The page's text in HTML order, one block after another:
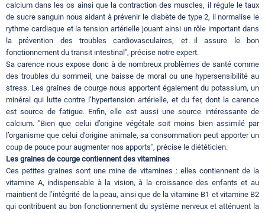
calcium dans les os ainsi que la contraction des muscles, il régule le taux
de sucre sanguin nous aidant à prévenir le diabète de type 2, il normalise le
rythme cardiaque et la tension artérielle jouant ainsi un rôle important dans
la prévention des troubles cardiovasculaires, et il assure le bon
fonctionnement du transit intestinal", précise notre expert.
Sa carence nous expose donc à de nombreux problèmes de santé comme
des troubles du sommeil, une baisse de moral ou une hypersensibilité au
stress. Les graines de courge nous apportent également du potassium, un
minéral qui lutte contre l’hypertension artérielle, et du fer, dont la carence
est source de fatigue. Enfin, elle est aussi une source intéressante de
calcium. "Bien que celui d’origine végétale soit moins bien assimilé par
l’organisme que celui d’origine animale, sa consommation peut apporter un
coup de pouce pour augmenter nos apports", précise le diététicien.
Les graines de courge contiennent des vitamines
Ces petites graines sont une mine de vitamines : elles contiennent de la
vitamine A, indispensable à la vision, à la croissance des enfants et au
maintient de l’intégrité de la peau, ainsi que de la vitamine B1 et vitamine B2
qui contribuent au bon fonctionnement du système nerveux et atténuent la